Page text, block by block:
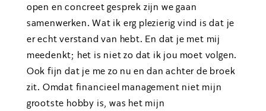
open en concreet gesprek zijn we gaan
samenwerken. Wat ik erg plezierig vind is dat je
er echt verstand van hebt. En dat je met mij
meedenkt; het is niet zo dat ik jou moet volgen.
Ook fijn dat je me zo nu en dan achter de broek
zit. Omdat financieel management niet mijn
grootste hobby is, was het mijn